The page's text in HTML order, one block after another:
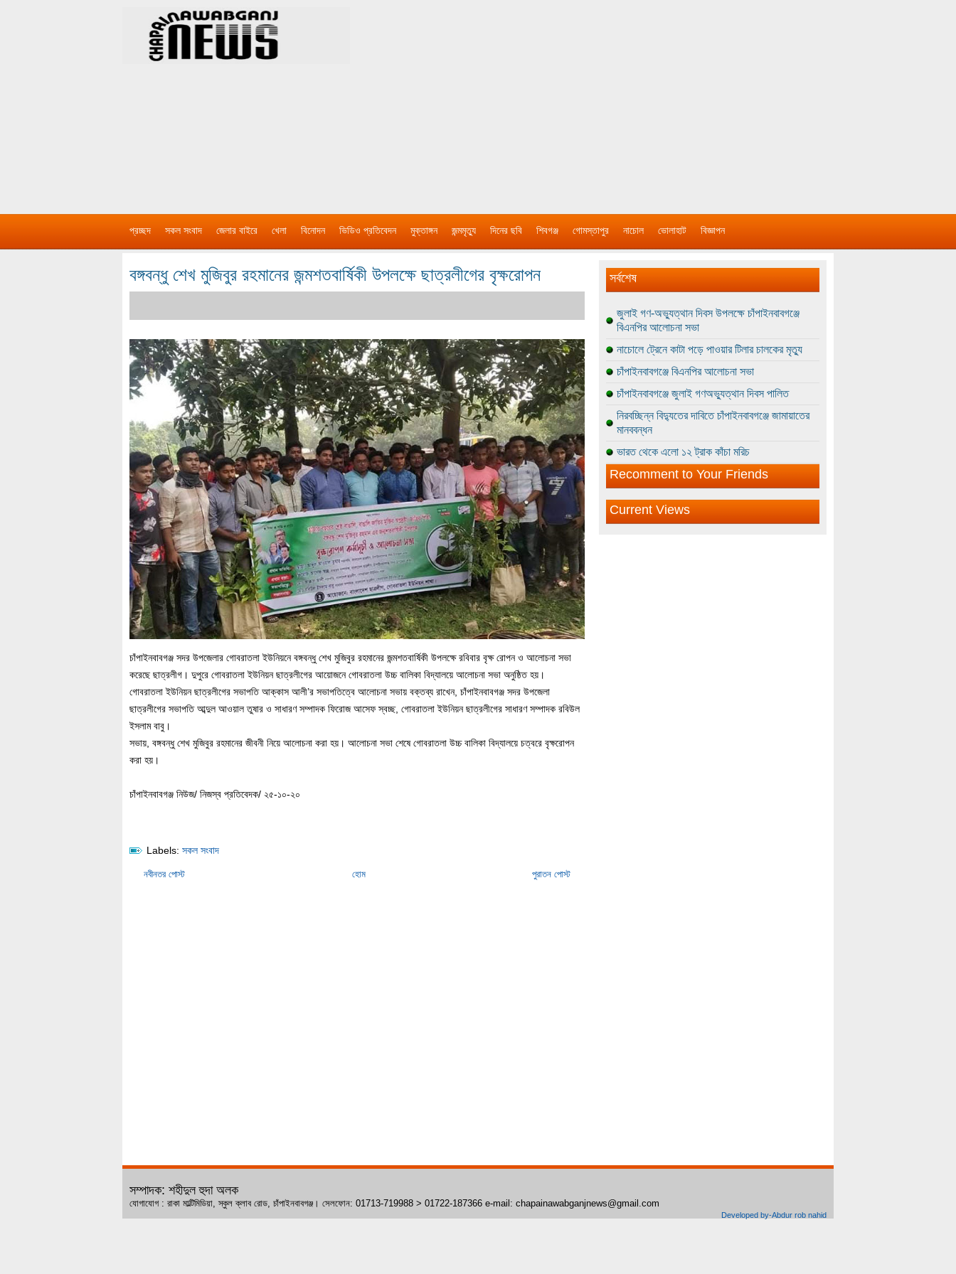
প্রচ্ছদ সকল সংবাদ জেলার বাইরে খেলা বিনোদন ভিডিও প্রতিবেদন মুক্তাঙ্গন জন্মমৃত্যু দিনের ছবি শিবগঞ্জ গোমস্তাপুর নাচোল ভোলাহাট বিজ্ঞাপন
বঙ্গবন্ধু শেখ মুজিবুর রহমানের জন্মশতবার্ষিকী উপলক্ষে ছাত্রলীগের বৃক্ষরোপন
চাঁপাইনবাবগঞ্জ সদর উপজেলার গোবরাতলা ইউনিয়নে বঙ্গবন্ধু শেখ মুজিবুর রহমানের জন্মশতবার্ষিকী উপলক্ষে রবিবার বৃক্ষ রোপন ও আলোচনা সভা
করেছে ছাত্রলীগ। দুপুরে গোবরাতলা ইউনিয়ন ছাত্রলীগের আয়োজনে গোবরাতলা উচ্চ বালিকা বিদ্যালয়ে আলোচনা সভা অনুষ্ঠিত হয়।
গোবরাতলা ইউনিয়ন ছাত্রলীগের সভাপতি আক্কাস আলী’র সভাপতিত্বে আলোচনা সভায় বক্তব্য রাখেন, চাঁপাইনবাবগঞ্জ সদর উপজেলা
ছাত্রলীগের সভাপতি আব্দুল আওয়াল তুষার ও সাধারণ সম্পাদক ফিরোজ আসেফ স্বচ্ছ, গোবরাতলা ইউনিয়ন ছাত্রলীগের সাধারণ সম্পাদক রবিউল
ইসলাম বাবু।
সভায়, বঙ্গবন্ধু শেখ মুজিবুর রহমানের জীবনী নিয়ে আলোচনা করা হয়। আলোচনা সভা শেষে গোবরাতলা উচ্চ বালিকা বিদ্যালয়ে চত্বরে বৃক্ষরোপন
করা হয়।
চাঁপাইনবাবগঞ্জ নিউজ/ নিজস্ব প্রতিবেদক/ ২৫-১০-২০
Labels: সকল সংবাদ
নবীনতর পোস্ট পুরাতন পোস্ট
হোম
সর্বশেষ
জুলাই গণ-অভ্যুত্থান দিবস উপলক্ষে চাঁপাইনবাবগঞ্জে
বিএনপির আলোচনা সভা
নাচোলে ট্রেনে কাটা পড়ে পাওয়ার টিলার চালকের মৃত্যু
চাঁপাইনবাবগঞ্জে বিএনপির আলোচনা সভা
চাঁপাইনবাবগঞ্জে জুলাই গণঅভ্যুত্থান দিবস পালিত
নিরবচ্ছিন্ন বিদ্যুতের দাবিতে চাঁপাইনবাবগঞ্জে জামায়াতের
মানববন্ধন
ভারত থেকে এলো ১২ ট্রাক কাঁচা মরিচ
Recomment to Your Friends
Current Views
সম্পাদক: শহীদুল হুদা অলক
যোগাযোগ : রাকা মাল্টিমিডিয়া, স্কুল ক্লাব রোড, চাঁপাইনবাবগঞ্জ। সেলফোন: 01713-719988 > 01722-187366 e-mail: chapainawabganjnews@gmail.com
Developed by-Abdur rob nahid